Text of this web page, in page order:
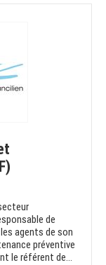
de
agents de son
préventive
le référent de...